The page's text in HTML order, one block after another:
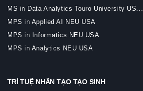
MS in Data Analytics Touro University US...
MPS in Applied AI NEU USA
MPS in Informatics NEU USA
MPS in Analytics NEU USA
TRÍ TUỆ NHÂN TẠO TẠO SINH